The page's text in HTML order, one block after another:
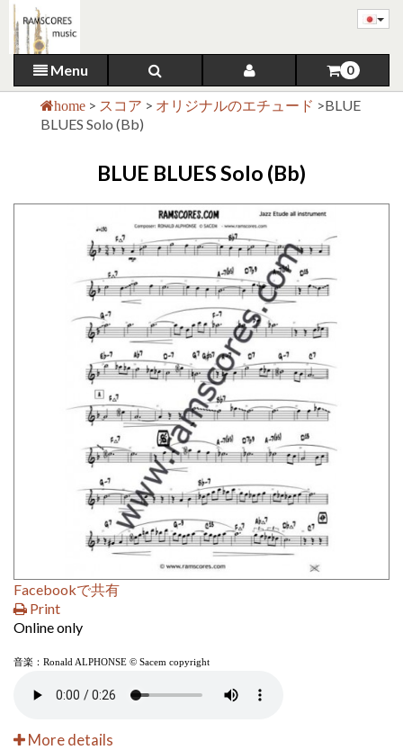
Menu 0
home > スコア > オリジナルのエチュード >BLUE
BLUES Solo (Bb)
BLUE BLUES Solo (Bb)
Facebookで共有
Print
Online only
音楽：Ronald ALPHONSE © Sacem copyright
More details